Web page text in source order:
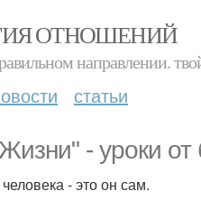
ОТНОШЕНИЙ
направлении.
статьи
- уроки от
- это он сам.